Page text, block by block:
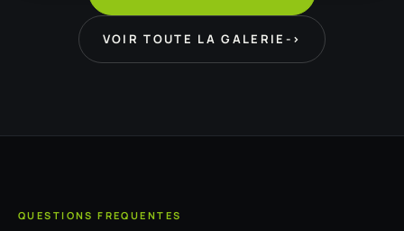
VOIR TOUTE LA GALERIE ->
QUESTIONS FREQUENTES